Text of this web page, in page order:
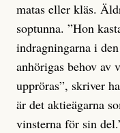
matas eller kläs.
soptunna. ”Hon
indragningarna i
anhörigas behov
uppröras”, skriver
är det aktieägarna
vinsterna för sin